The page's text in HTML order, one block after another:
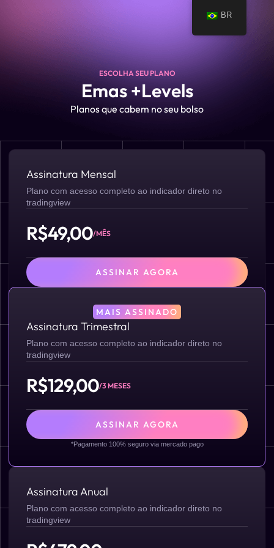
ESCOLHA SEU PLANO
Emas +Levels
Planos que cabem no seu bolso
Assinatura Mensal
Plano com acesso completo ao indicador direto no
tradingview
R$49,00/MÊS
ASSINAR AGORA
MAIS ASSINADO
Assinatura Trimestral
Plano com acesso completo ao indicador direto no
tradingview
R$129,00/3 MESES
ASSINAR AGORA
*Pagamento 100% seguro via mercado pago
Assinatura Anual
Plano com acesso completo ao indicador direto no
tradingview
BR